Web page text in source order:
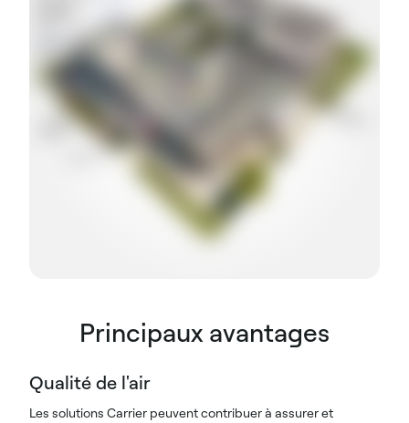
Principaux avantages
Qualité de l'air
Les solutions Carrier peuvent contribuer à assurer et